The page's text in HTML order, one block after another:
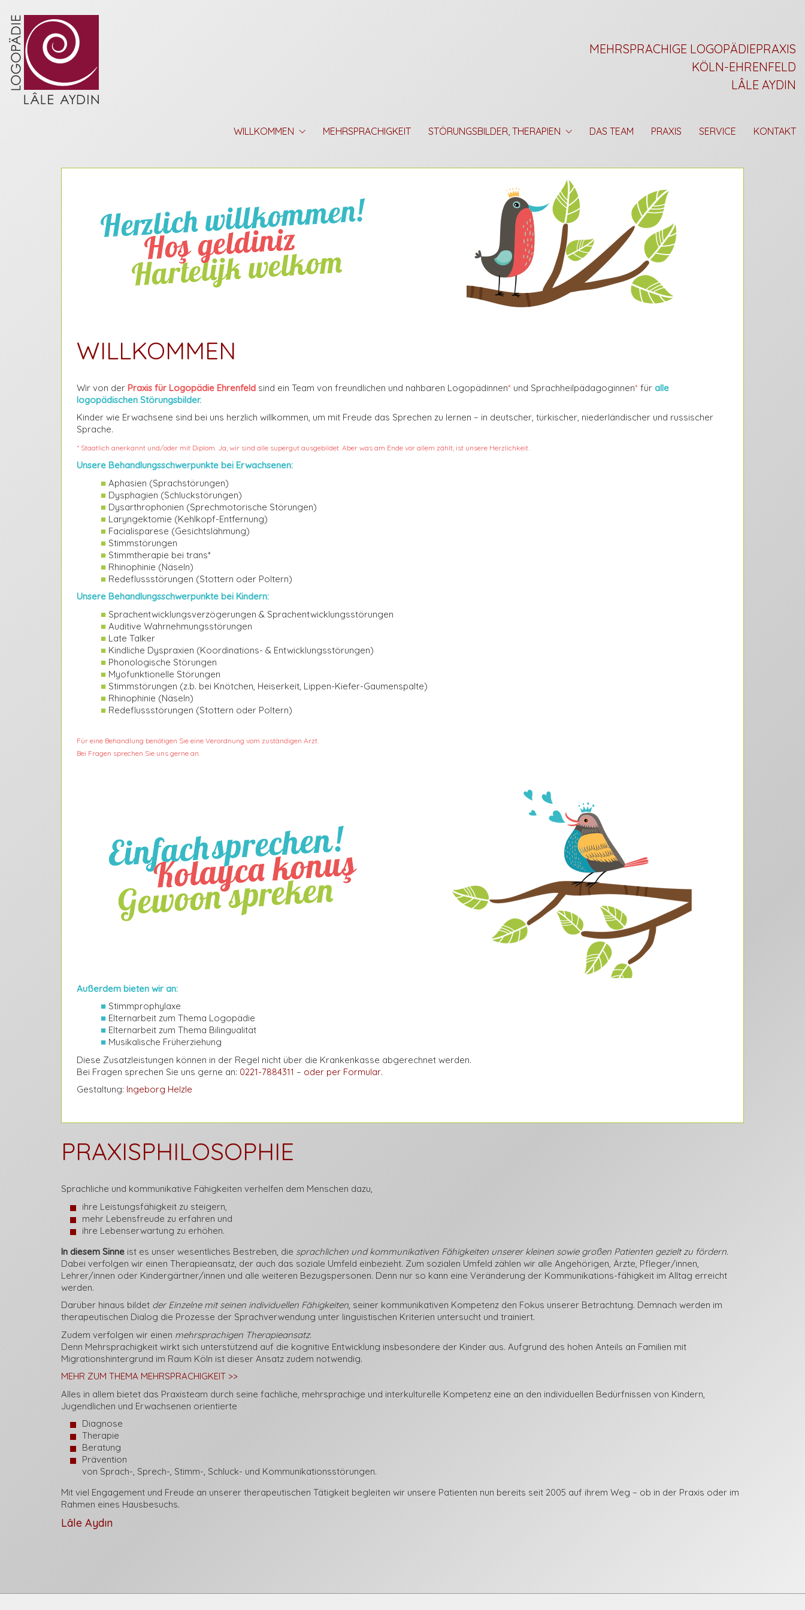
MEHRSPRACHIGE LOGOPÄDIEPRAXIS
KÖLN-EHRENFELD
LÂLE AYDIN
WILLKOMMEN MEHRSPRACHIGKEIT STÖRUNGSBILDER, THERAPIEN DAS TEAM PRAXIS SERVICE KONTAKT
WILLKOMMEN
Wir von der Praxis für Logopädie Ehrenfeld sind ein Team von freundlichen und nahbaren Logopädinnen* und Sprachheilpädagoginnen* für alle
logopädischen Störungsbilder.
Kinder wie Erwachsene sind bei uns herzlich willkommen, um mit Freude das Sprechen zu lernen – in deutscher, türkischer, niederländischer und russischer
Sprache.
* Staatlich anerkannt und/oder mit Diplom. Ja, wir sind alle supergut ausgebildet. Aber was am Ende vor allem zählt, ist unsere Herzlichkeit.
Unsere Behandlungsschwerpunkte bei Erwachsenen:
■ Aphasien (Sprachstörungen)
■ Dysphagien (Schluckstörungen)
■ Dysarthrophonien (Sprechmotorische Störungen)
■ Laryngektomie (Kehlkopf-Entfernung)
■ Facialisparese (Gesichtslähmung)
■ Stimmstörungen
■ Stimmtherapie bei trans*
■ Rhinophinie (Näseln)
■ Redeflussstörungen (Stottern oder Poltern)
Unsere Behandlungsschwerpunkte bei Kindern:
■ Sprachentwicklungsverzögerungen & Sprachentwicklungsstörungen
■ Auditive Wahrnehmungsstörungen
■ Late Talker
■ Kindliche Dyspraxien (Koordinations- & Entwicklungsstörungen)
■ Phonologische Störungen
■ Myofunktionelle Störungen
■ Stimmstörungen (z.b. bei Knötchen, Heiserkeit, Lippen-Kiefer-Gaumenspalte)
■ Rhinophinie (Näseln)
■ Redeflussstörungen (Stottern oder Poltern)
Für eine Behandlung benötigen Sie eine Verordnung vom zuständigen Arzt.
Bei Fragen sprechen Sie uns gerne an.
Außerdem bieten wir an:
■ Stimmprophylaxe
■ Elternarbeit zum Thema Logopädie
■ Elternarbeit zum Thema Bilingualität
■ Musikalische Früherziehung
Diese Zusatzleistungen können in der Regel nicht über die Krankenkasse abgerechnet werden.
Bei Fragen sprechen Sie uns gerne an: 0221-7884311 – oder per Formular.
Gestaltung: Ingeborg Helzle
PRAXISPHILOSOPHIE
Sprachliche und kommunikative Fähigkeiten verhelfen dem Menschen dazu,
ihre Leistungsfähigkeit zu steigern,
mehr Lebensfreude zu erfahren und
ihre Lebenserwartung zu erhöhen.
In diesem Sinne ist es unser wesentliches Bestreben, die sprachlichen und kommunikativen Fähigkeiten unserer kleinen sowie großen Patienten gezielt zu fördern.
Dabei verfolgen wir einen Therapieansatz, der auch das soziale Umfeld einbezieht. Zum sozialen Umfeld zählen wir alle Angehörigen, Ärzte, Pfleger/innen,
Lehrer/innen oder Kindergärtner/innen und alle weiteren Bezugspersonen. Denn nur so kann eine Veränderung der Kommunikations-fähigkeit im Alltag erreicht
werden.
Darüber hinaus bildet der Einzelne mit seinen individuellen Fähigkeiten, seiner kommunikativen Kompetenz den Fokus unserer Betrachtung. Demnach werden im
therapeutischen Dialog die Prozesse der Sprachverwendung unter linguistischen Kriterien untersucht und trainiert.
Zudem verfolgen wir einen mehrsprachigen Therapieansatz.
Denn Mehrsprachigkeit wirkt sich unterstützend auf die kognitive Entwicklung insbesondere der Kinder aus. Aufgrund des hohen Anteils an Familien mit
Migrationshintergrund im Raum Köln ist dieser Ansatz zudem notwendig.
MEHR ZUM THEMA MEHRSPRACHIGKEIT >>
Alles in allem bietet das Praxisteam durch seine fachliche, mehrsprachige und interkulturelle Kompetenz eine an den individuellen Bedürfnissen von Kindern,
Jugendlichen und Erwachsenen orientierte
Diagnose
Therapie
Beratung
Prävention
von Sprach-, Sprech-, Stimm-, Schluck- und Kommunikationsstörungen.
Mit viel Engagement und Freude an unserer therapeutischen Tätigkeit begleiten wir unsere Patienten nun bereits seit 2005 auf ihrem Weg – ob in der Praxis oder im
Rahmen eines Hausbesuchs.
Lâle Aydın